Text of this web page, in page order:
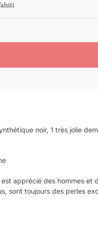
noir, 1 très jolie
apprécié des hommes et
sont toujours des perles